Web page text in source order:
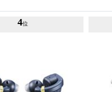
4位